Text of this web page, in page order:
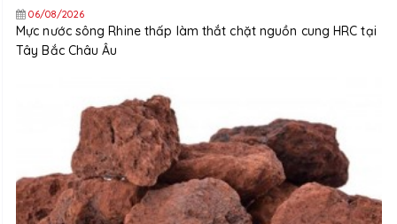
06/08/2026
Mực nước sông Rhine thấp làm thắt chặt nguồn cung HRC tại
Tây Bắc Châu Âu